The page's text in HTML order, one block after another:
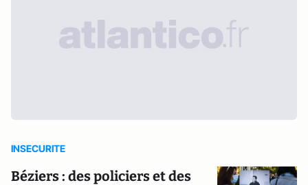
INSECURITE
Béziers : des policiers et des